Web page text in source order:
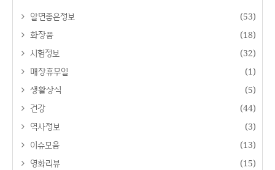
알면좋은정보
(53)
화장품
(18)
시험정보
(32)
매장휴무일
(1)
생활상식
(5)
건강
(44)
역사정보
(3)
이슈모음
(13)
영화리뷰
(15)